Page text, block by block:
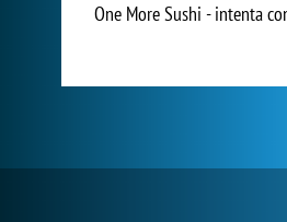
One More Sushi - intenta